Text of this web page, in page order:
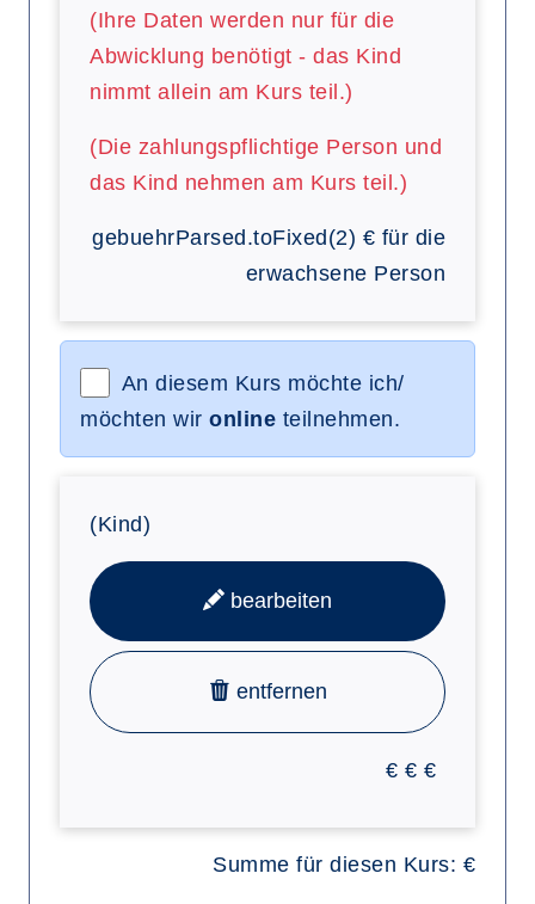
(Ihre Daten werden nur für die
Abwicklung benötigt - das Kind
nimmt allein am Kurs teil.)
(Die zahlungspflichtige Person und
das Kind nehmen am Kurs teil.)
gebuehrParsed.toFixed(2) € für die
erwachsene Person
An diesem Kurs möchte ich/
möchten wir online teilnehmen.
(Kind)
bearbeiten
entfernen
€ € €
Summe für diesen Kurs: €